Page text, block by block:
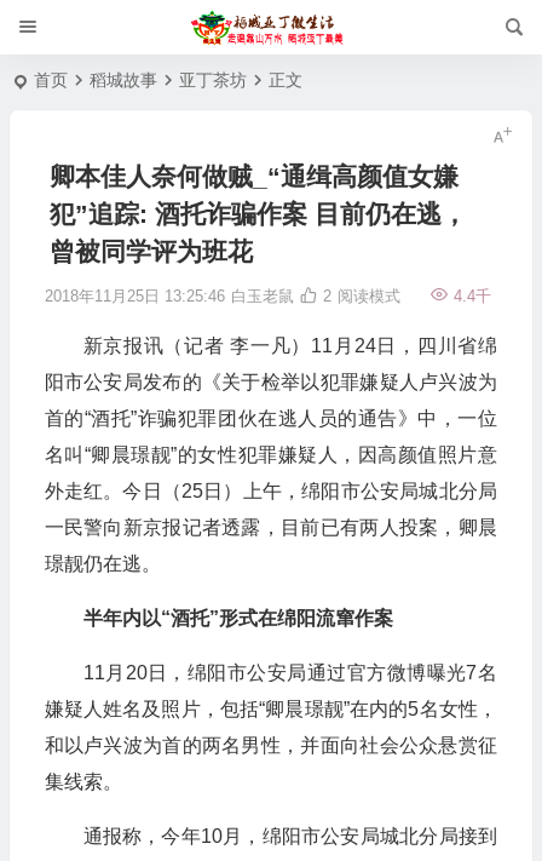
首页 稻城故事 亚丁茶坊 正文
卿本佳人奈何做贼_“通缉高颜值女嫌
犯”追踪: 酒托诈骗作案 目前仍在逃，
曾被同学评为班花
2018年11月25日 13:25:46 白玉老鼠 4.4千
2 阅读模式
新京报讯（记者 李一凡）11月24日，四川省绵
阳市公安局发布的《关于检举以犯罪嫌疑人卢兴波为
首的“酒托”诈骗犯罪团伙在逃人员的通告》中，一位
名叫“卿晨璟靓”的女性犯罪嫌疑人，因高颜值照片意
外走红。今日（25日）上午，绵阳市公安局城北分局
一民警向新京报记者透露，目前已有两人投案，卿晨
璟靓仍在逃。
半年内以“酒托”形式在绵阳流窜作案
11月20日，绵阳市公安局通过官方微博曝光7名
嫌疑人姓名及照片，包括“卿晨璟靓”在内的5名女性，
和以卢兴波为首的两名男性，并面向社会公众悬赏征
集线索。
通报称，今年10月，绵阳市公安局城北分局接到